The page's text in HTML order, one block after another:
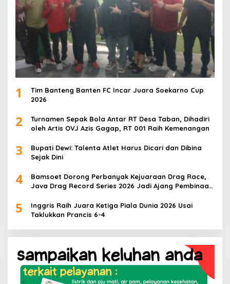
1
Tim Banteng Banten FC Incar Juara Soekarno Cup
2026
2
Turnamen Sepak Bola Antar RT Desa Taban, Dihadiri
oleh Artis OVJ Azis Gagap, RT 001 Raih Kemenangan
3
Bupati Dewi: Talenta Atlet Harus Dicari dan Dibina
Sejak Dini
4
Bamsoet Dorong Perbanyak Kejuaraan Drag Race,
Java Drag Record Series 2026 Jadi Ajang Pembinaan
5
Inggris Raih Juara Ketiga Piala Dunia 2026 Usai
Taklukkan Prancis 6-4